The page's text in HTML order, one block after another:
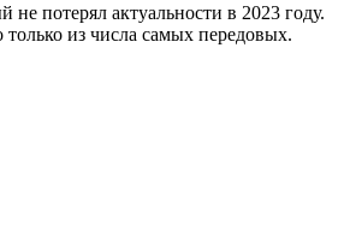
потерял актуальности в 2023 году.
из числа самых передовых.